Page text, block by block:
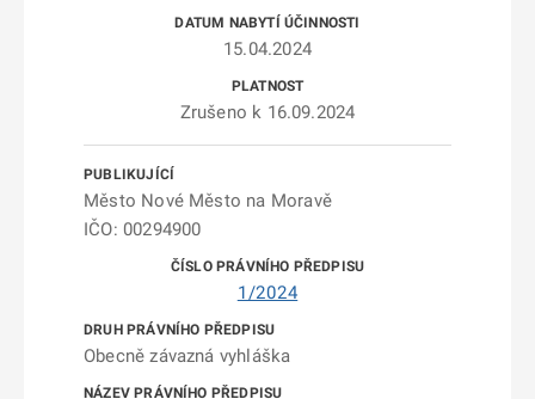
15.04.2024
Zrušeno k 16.09.2024
Město Nové Město na Moravě
IČO: 00294900
1/2024
Obecně závazná vyhláška